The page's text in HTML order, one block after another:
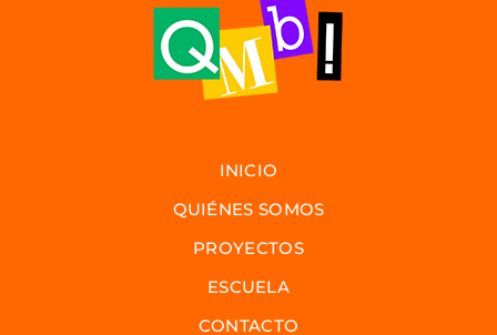
INICIO
QUIÉNES SOMOS
PROYECTOS
ESCUELA
CONTACTO